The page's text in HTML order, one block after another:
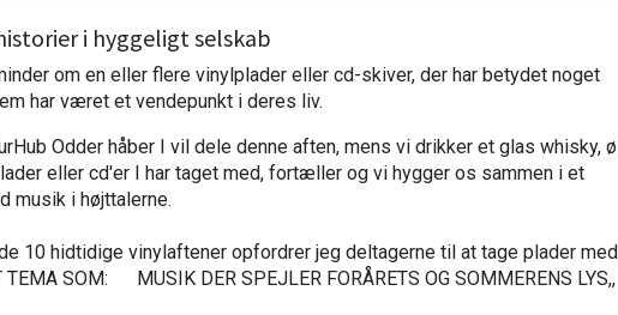
i hyggeligt selskab
om en eller flere vinylplader eller cd-skiver, der har betydet noget
har været et vendepunkt i deres liv.
Odder håber I vil dele denne aften, mens vi drikker et glas whisky, øl
eller cd'er I har taget med, fortæller og vi hygger os sammen i et
musik i højttalerne.
10 hidtidige vinylaftener opfordrer jeg deltagerne til at tage plader med
SOM: MUSIK DER SPEJLER FORÅRETS OG SOMMERENS LYS,,